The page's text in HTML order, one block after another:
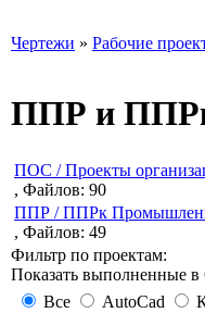
Чертежи » Рабочие
ППР и ППРк
ПОС / Проекты
, Файлов: 90
ППР / ППРк
, Файлов: 49
Фильтр по проектам:
Показать выполненные
Все
AutoCad